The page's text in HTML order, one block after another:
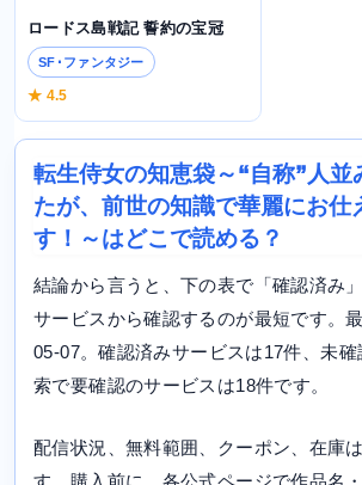
ロードス島戦記 誓約の宝冠
SF･ファンタジー
★ 4.5
転生侍女の知恵袋～“自称”人並
たが、前世の知識で華麗にお仕
す！～はどこで読める？
結論から言うと、下の表で「確認済み
サービスから確認するのが最短です。
05-07。確認済みサービスは17件、未
索で要確認のサービスは18件です。
配信状況、無料範囲、クーポン、在庫
す。購入前に、各公式ページで作品名